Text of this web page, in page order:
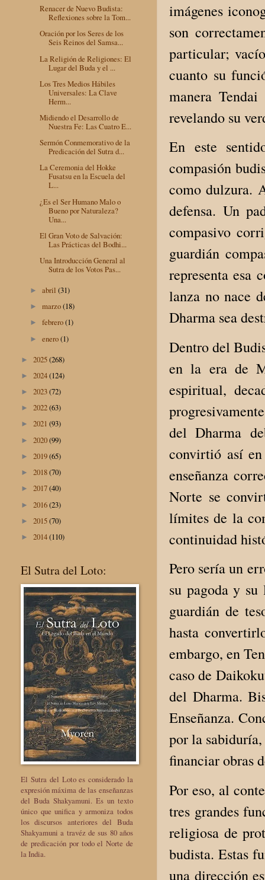
imágenes
son
particular;
cuanto su
manera
revelando su
En este
compasión
como dulzura.
defensa. Un
compasivo
guardián
representa esa
lanza no nace
Dharma sea
Dentro del
en la era de
espiritual,
del Dharma
convirtió así
enseñanza
Norte se
límites de la
continuidad
Pero sería un
su pagoda y
guardián de
hasta
embargo, en
caso de
del Dharma.
Enseñanza.
por la
financiar obras
Por eso, al
tres grandes
religiosa de
budista. Estas
una dirección
Renacer de Nuevo Budista:
Reflexiones sobre la Tom...
Oración por los Seres de los
Seis Reinos del Samsa...
La Religión de Religiones: El
Lugar del Buda y el ...
Los Tres Medios Hábiles
Universales: La Clave
Herm...
Midiendo el Desarrollo de
Nuestra Fe: Las Cuatro E...
Sermón Conmemorativo de la
Predicación del Sutra d...
La Ceremonia del Hokke
Fusatsu en la Escuela del
L...
¿Es el Ser Humano Malo o
Bueno por Naturaleza?
Una...
El Gran Voto de Salvación:
Las Prácticas del Bodhi...
Una Introducción General al
Sutra de los Votos Pas...
►abril(31)
►marzo(18)
►febrero(1)
►enero(1)
► 2025(268)
► 2024(124)
► 2023(72)
► 2022(63)
► 2021 (93)
► 2020(99)
► 2019(65)
► 2018(70)
► 2017(40)
► 2016(23)
► 2015(70)
► 2014(110)
El Sutra del Loto:
El Sutra del Loto es considerado la
expresión máxima de las enseñanzas
del Buda Shakyamuni. Es un texto
único que unifica y armoniza todos
los discursos anteriores del Buda
Shakyamuni a travéz de sus 80 años
de predicación por todo el Norte de
la India.